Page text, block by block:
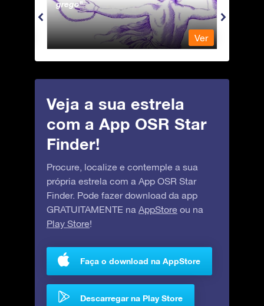
grego
Ver
Veja a sua estrela
com a App OSR Star
Finder!
Procure, localize e contemple a sua
própria estrela com a App OSR Star
Finder. Pode fazer download da app
GRATUITAMENTE na AppStore ou na
Play Store!
Faça o download na AppStore
Descarregar na Play Store